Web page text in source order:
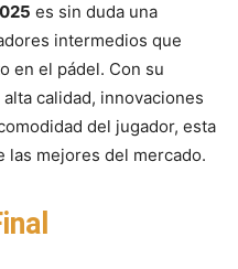
es sin duda una
intermedios que
en el pádel. Con su
calidad, innovaciones
del jugador, esta
las mejores del mercado.